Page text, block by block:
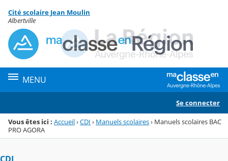
Menu de la rubrique
Contenu
Cité scolaire Jean Moulin
Albertville
MENU
Se connecter
Vous êtes ici : Accueil›CDI › Manuels scolaires› Manuels scolaires BAC
PRO AGORA
CDI